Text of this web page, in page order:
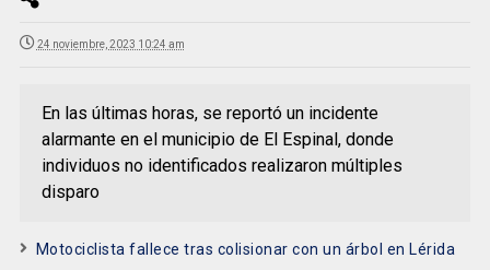
24 noviembre, 2023 10:24 am
En las últimas horas, se reportó un incidente
alarmante en el municipio de El Espinal, donde
individuos no identificados realizaron múltiples
disparo
Motociclista fallece tras colisionar con un árbol en Lérida